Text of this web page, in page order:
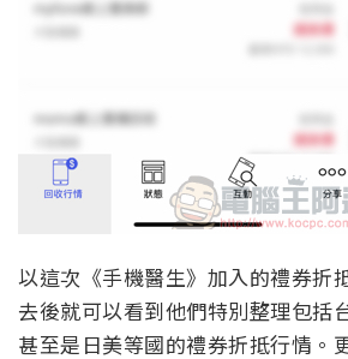
以這次《手機醫生》加入的禮券折
去後就可以看到他們特別整理包括
甚至是日美等國的禮券折抵行情。